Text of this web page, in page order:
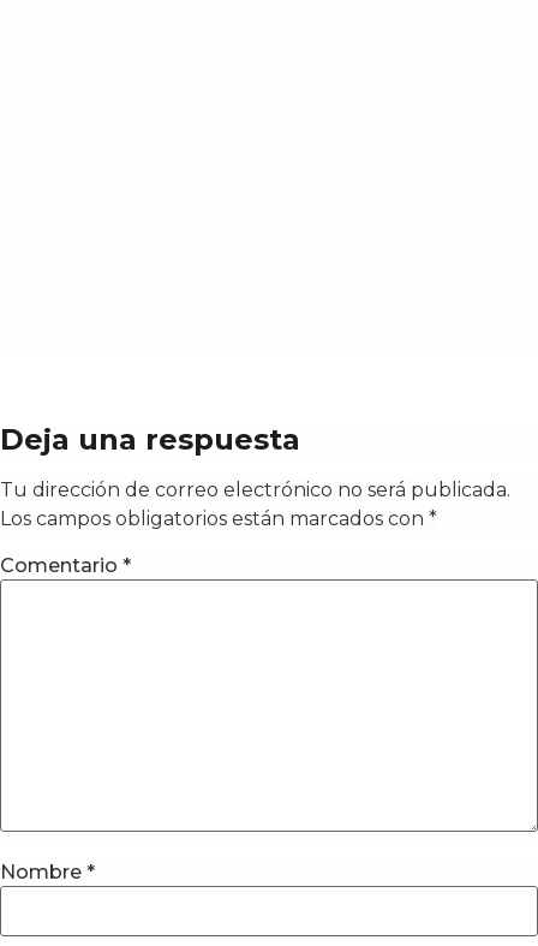
Deja una respuesta
Tu dirección de correo electrónico no será publicada.
Los campos obligatorios están marcados con *
Comentario *
Nombre *